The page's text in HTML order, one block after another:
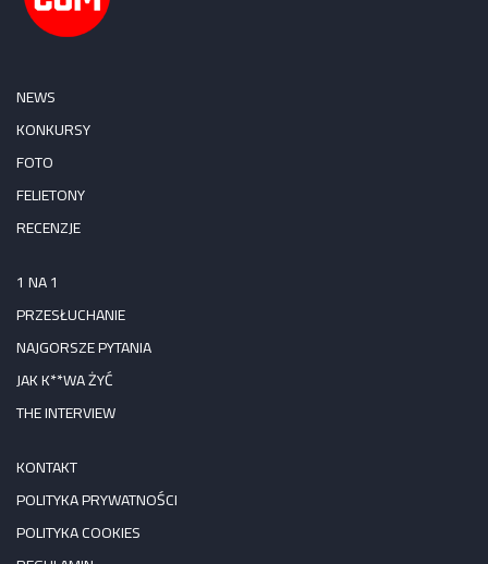
NEWS
KONKURSY
FOTO
FELIETONY
RECENZJE
1 NA 1
PRZESŁUCHANIE
NAJGORSZE PYTANIA
JAK K**WA ŻYĆ
THE INTERVIEW
KONTAKT
POLITYKA PRYWATNOŚCI
POLITYKA COOKIES